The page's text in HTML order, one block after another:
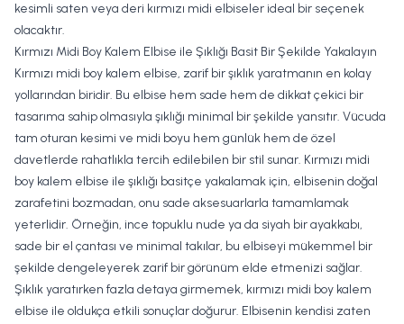
kesimli saten veya deri kırmızı midi elbiseler ideal bir seçenek
olacaktır.
Kırmızı Midi Boy Kalem Elbise ile Şıklığı Basit Bir Şekilde Yakalayın
Kırmızı midi boy kalem elbise, zarif bir şıklık yaratmanın en kolay
yollarından biridir. Bu elbise hem sade hem de dikkat çekici bir
tasarıma sahip olmasıyla şıklığı minimal bir şekilde yansıtır. Vücuda
tam oturan kesimi ve midi boyu hem günlük hem de özel
davetlerde rahatlıkla tercih edilebilen bir stil sunar. Kırmızı midi
boy kalem elbise ile şıklığı basitçe yakalamak için, elbisenin doğal
zarafetini bozmadan, onu sade aksesuarlarla tamamlamak
yeterlidir. Örneğin, ince topuklu nude ya da siyah bir ayakkabı,
sade bir el çantası ve minimal takılar, bu elbiseyi mükemmel bir
şekilde dengeleyerek zarif bir görünüm elde etmenizi sağlar.
Şıklık yaratırken fazla detaya girmemek, kırmızı midi boy kalem
elbise ile oldukça etkili sonuçlar doğurur. Elbisenin kendisi zaten